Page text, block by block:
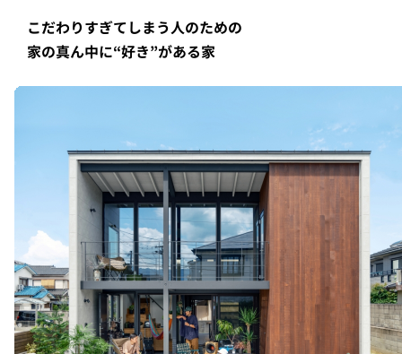
こだわりすぎてしまう人のための
家の真ん中に“好き”がある家